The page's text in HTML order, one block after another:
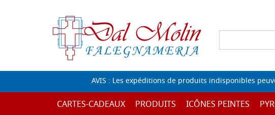
AVIS : Les expéditions de produits indisponibles
CARTES-CADEAUX PRODUITS ICÔNES PEINTES